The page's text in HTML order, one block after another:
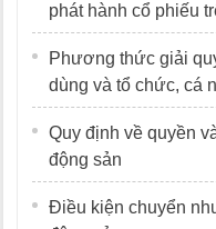
phát hành cổ phiếu
Phương thức giải
dùng và tổ chức, cá
Quy định về quyền
động sản
Điều kiện chuyển